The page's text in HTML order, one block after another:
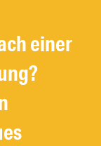
einer